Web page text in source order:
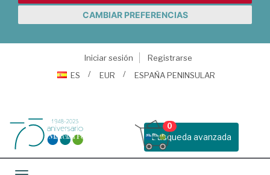
CAMBIAR PREFERENCIAS
Iniciar sesión
Registrarse
ES
EUR ESPAÑA PENINSULAR
Busqueda avanzada
0